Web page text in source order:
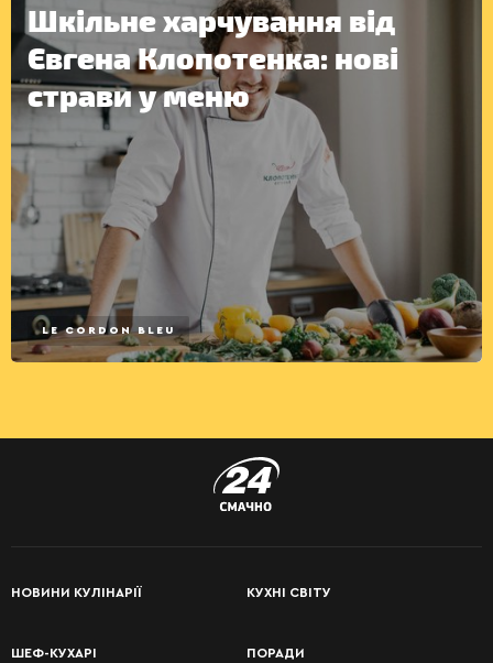
Шкільне харчування від
Євгена Клопотенка: нові
страви у меню
LE CORDON BLEU
НОВИНИ КУЛІНАРІЇ КУХНІ СВІТУ
ШЕФ-КУХАРІ ПОРАДИ